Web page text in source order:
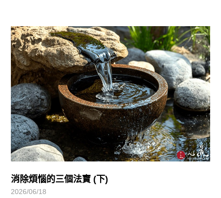
消除煩惱的三個法寶 (下)
2026/06/18
學習分享